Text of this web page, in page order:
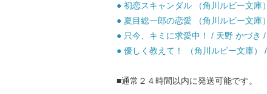
● 初恋スキャンダル （角川ルビー文庫
● 夏目総一郎の恋愛 （角川ルビー文庫
● 只今、キミに求愛中！ / 天野 かづき
● 優しく教えて！ （角川ルビー文庫）
■通常２４時間以内に発送可能です。